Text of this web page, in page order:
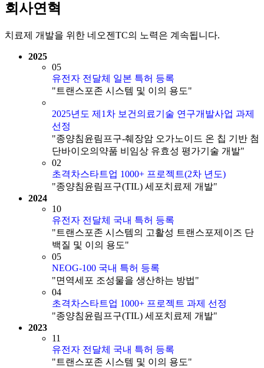
회사연혁
치료제 개발을 위한 네오젠TC의 노력은 계속됩니다.
2025
05
유전자 전달체 일본 특허 등록
"트랜스포존 시스템 및 이의 용도"
2025년도 제1차 보건의료기술 연구개발사업 과제
선정
"종양침윤림프구-췌장암 오가노이드 온 칩 기반 첨
단바이오의약품 비임상 유효성 평가기술 개발"
02
초격차스타트업 1000+ 프로젝트(2차 년도)
"종양침윤림프구(TIL) 세포치료제 개발"
2024
10
유전자 전달체 국내 특허 등록
"트랜스포존 시스템의 고활성 트랜스포제이즈 단
백질 및 이의 용도"
05
NEOG-100 국내 특허 등록
"면역세포 조성물을 생산하는 방법"
04
초격차스타트업 1000+ 프로젝트 과제 선정
"종양침윤림프구(TIL) 세포치료제 개발"
2023
11
유전자 전달체 국내 특허 등록
"트랜스포존 시스템 및 이의 용도"